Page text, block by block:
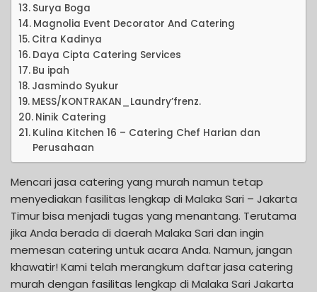
Surya Boga
Magnolia Event Decorator And Catering
Citra Kadinya
Daya Cipta Catering Services
Bu ipah
Jasmindo Syukur
MESS/KONTRAKAN_Laundry’frenz.
Ninik Catering
Kulina Kitchen 16 – Catering Chef Harian dan
Perusahaan
Mencari jasa catering yang murah namun tetap
menyediakan fasilitas lengkap di Malaka Sari – Jakarta
Timur bisa menjadi tugas yang menantang. Terutama
jika Anda berada di daerah Malaka Sari dan ingin
memesan catering untuk acara Anda. Namun, jangan
khawatir! Kami telah merangkum daftar jasa catering
murah dengan fasilitas lengkap di Malaka Sari Jakarta